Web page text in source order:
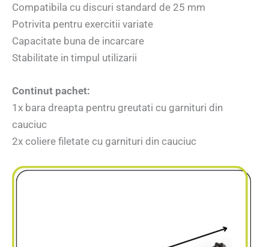
Compatibila cu discuri standard de 25 mm
Potrivita pentru exercitii variate
Capacitate buna de incarcare
Stabilitate in timpul utilizarii
Continut pachet:
1x bara dreapta pentru greutati cu garnituri din
cauciuc
2x coliere filetate cu garnituri din cauciuc